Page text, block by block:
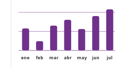
ene feb mar abr may jun jul